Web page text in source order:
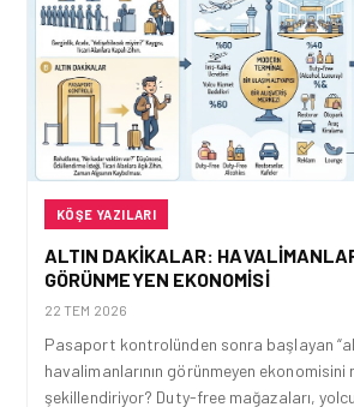
KÖŞE YAZILARI
ALTIN DAKIKALAR:
GÖRÜNMEYEN EKONOMISI
22 TEM 2026
Pasaport kontrolünden sonra başlayan
havalimanlarının görünmeyen ekonomisini
şekillendiriyor? Duty-free mağazaları,